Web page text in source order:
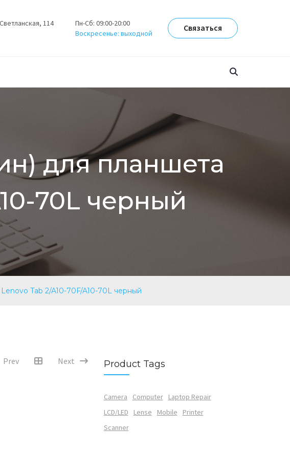
114
Пн-Сб: 09:00-20:00
Воскресенье: выходной
Связаться
для планшета
70L черный
Tab 2/A10-70F/A10-70L черный
Prev Next Product Tags
Camera Computer
Laptop Repair
LCD/LED
Lense Mobile
Printer
Scanner